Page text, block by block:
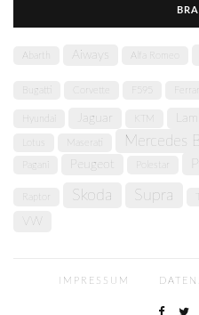
Abarth Aiways Alfa Romeo
Bugatti Corvette
Jaguar
Mercedes
Pagani Peugeot
Skoda Supra
VW
IMPRESSUM